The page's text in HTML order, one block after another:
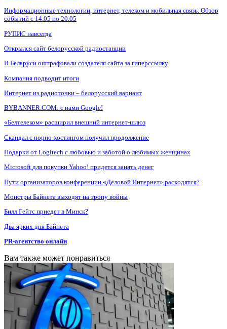
Информационные технологии, интернет, телеком и мобильная связь. Обзор
событий с 14.05 по 20.05
РУПИС навсегда
Открылся сайт белорусской радиостанции
В Беларуси оштрафовали создателя сайта за гиперссылку
Компания подводит итоги
Интернет из радиоточки – белорусский вариант
BYBANNER.COM: c нами Google!
«Белтелеком» расширил внешний интернет-шлюз
Скандал с порно-хостингом получил продолжение
Подарки от Logitech с любовью и заботой о любимых женщинах
Microsoft для покупки Yahoo! придется занять денег
Пути организаторов конференции «Деловой Интернет» расходятся?
Монстры Байнета выходят на тропу войны
Билл Гейтс приедет в Минск?
Два ярких дня Байнета
PR-агентство онлайн
Вам также может понравиться